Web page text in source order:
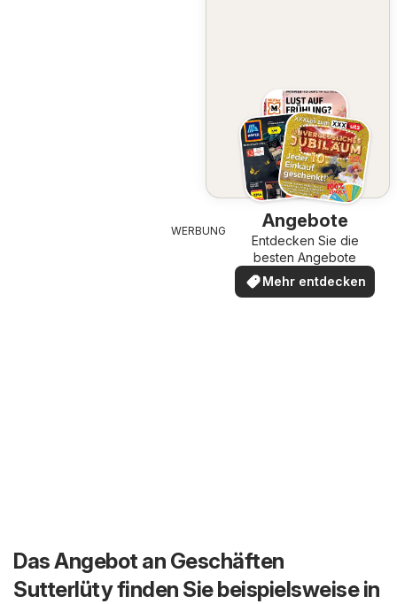
Angebote
Entdecken Sie die
besten Angebote
Mehr entdecken
WERBUNG
Das Angebot an Geschäften
Sutterlüty finden Sie beispielsweise in